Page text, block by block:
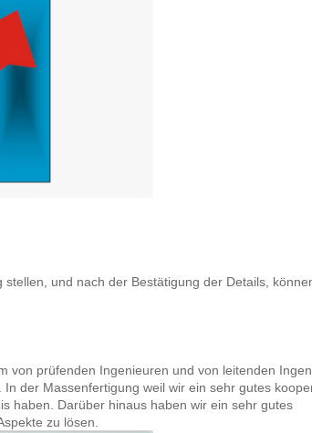
und nach der Bestätigung der Details,
von prüfenden Ingenieuren und von leitenden
der Massenfertigung weil wir ein sehr gutes
haben. Darüber hinaus haben wir ein sehr gutes
zu lösen.